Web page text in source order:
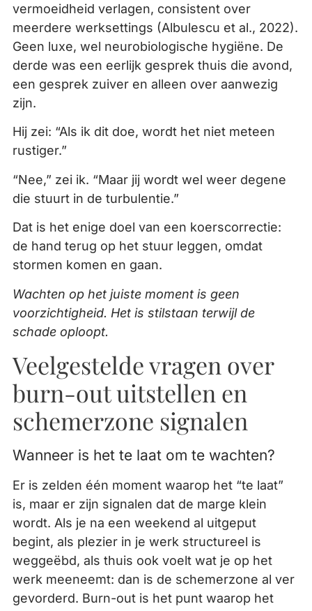
vermoeidheid verlagen, consistent over
meerdere werksettings (Albulescu et al., 2022).
Geen luxe, wel neurobiologische hygiëne. De
derde was een eerlijk gesprek thuis die avond,
een gesprek zuiver en alleen over aanwezig
zijn.
Hij zei: “Als ik dit doe, wordt het niet meteen
rustiger.”
“Nee,” zei ik. “Maar jij wordt wel weer degene
die stuurt in de turbulentie.”
Dat is het enige doel van een koerscorrectie:
de hand terug op het stuur leggen, omdat
stormen komen en gaan.
Wachten op het juiste moment is geen
voorzichtigheid. Het is stilstaan terwijl de
schade oploopt.
Veelgestelde vragen over
burn-out uitstellen en
schemerzone signalen
Wanneer is het te laat om te wachten?
Er is zelden één moment waarop het “te laat”
is, maar er zijn signalen dat de marge klein
wordt. Als je na een weekend al uitgeput
begint, als plezier in je werk structureel is
weggeëbd, als thuis ook voelt wat je op het
werk meeneemt: dan is de schemerzone al ver
gevorderd. Burn-out is het punt waarop het